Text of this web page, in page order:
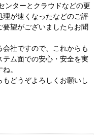
ンターとクラウドなどの更
が速くなったなどのご評
望がございましたらお聞
社ですので、これからも
ム面での安心・安全を実
。
どうぞよろしくお願いし